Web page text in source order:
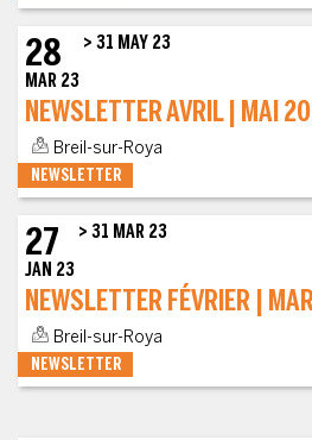
28
MAR 23
> 31 MAY 23
NEWSLETTER AVRIL | MAI
Breil-sur-Roya
NEWSLETTER
27
JAN 23
> 31 MAR 23
NEWSLETTER FÉVRIER |
Breil-sur-Roya
NEWSLETTER